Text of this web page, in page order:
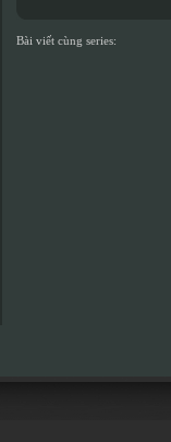
Bài viết cùng series: